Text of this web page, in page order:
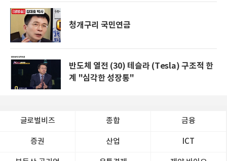
청개구리 국민연금
반도체 열전 (30) 테슬라 (Tesla) 구조적 한
계 "심각한 성장통"
글로벌비즈 종합 금융
증권 산업 ICT